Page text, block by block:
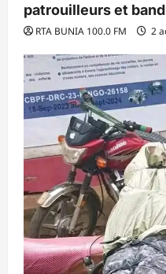
patrouilleurs et
RTA BUNIA 100.0 FM 2